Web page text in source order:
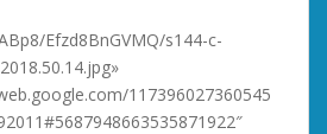
Efzd8BnGVMQ/s144-c-
117396027360545